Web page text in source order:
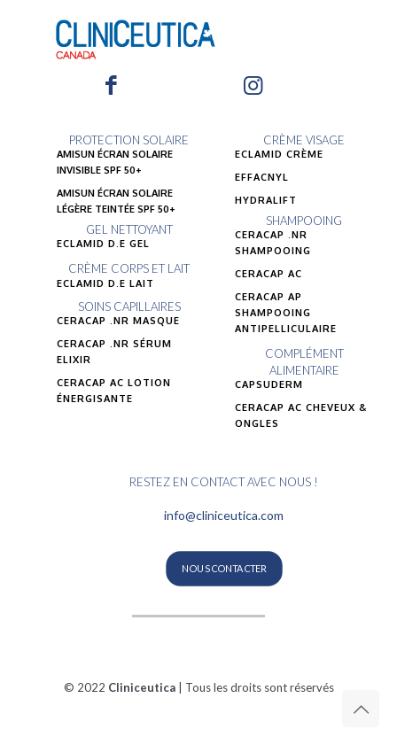
PROTECTION SOLAIRE
AMISUN ÉCRAN SOLAIRE
INVISIBLE SPF 50+
AMISUN ÉCRAN SOLAIRE
LÉGÈRE TEINTÉE SPF 50+
GEL NETTOYANT
ECLAMID D.E GEL
CRÈME CORPS ET LAIT
ECLAMID D.E LAIT
SOINS CAPILLAIRES
CERACAP .NR MASQUE
CERACAP .NR SÉRUM
ELIXIR
CERACAP AC LOTION
ÉNERGISANTE
CRÈME VISAGE
ECLAMID CRÈME
EFFACNYL
HYDRALIFT
SHAMPOOING
CERACAP .NR
SHAMPOOING
CERACAP AC
CERACAP AP
SHAMPOOING
ANTIPELLICULAIRE
COMPLÉMENT
ALIMENTAIRE
CAPSUDERM
CERACAP AC CHEVEUX &
ONGLES
RESTEZ EN CONTACT AVEC NOUS !
info@cliniceutica.com
NOUS CONTACTER
© 2022 Cliniceutica| Tous les droits sont réservés